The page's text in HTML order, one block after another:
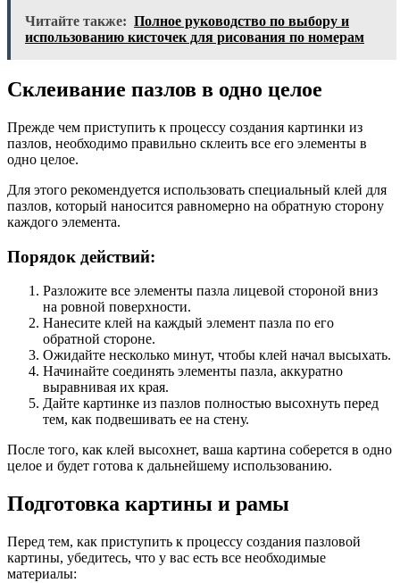
Читайте также: Полное руководство по выбору и
использованию кисточек для рисования по номерам
Склеивание пазлов в одно целое
Прежде чем приступить к процессу создания картинки из
пазлов, необходимо правильно склеить все его элементы в
одно целое.
Для этого рекомендуется использовать специальный клей для
пазлов, который наносится равномерно на обратную сторону
каждого элемента.
Порядок действий:
Разложите все элементы пазла лицевой стороной вниз
на ровной поверхности.
Нанесите клей на каждый элемент пазла по его
обратной стороне.
Ожидайте несколько минут, чтобы клей начал высыхать.
Начинайте соединять элементы пазла, аккуратно
выравнивая их края.
Дайте картинке из пазлов полностью высохнуть перед
тем, как подвешивать ее на стену.
После того, как клей высохнет, ваша картина соберется в одно
целое и будет готова к дальнейшему использованию.
Подготовка картины и рамы
Перед тем, как приступить к процессу создания пазловой
картины, убедитесь, что у вас есть все необходимые
материалы: